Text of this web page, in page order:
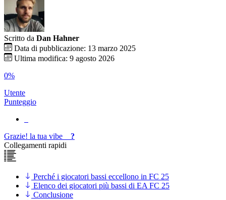
Scritto da Dan Hahner
Data di pubblicazione: 13 marzo 2025
Ultima modifica: 9 agosto 2026
0%
Utente
Punteggio
Grazie! la tua vibe
?
Collegamenti rapidi
Perché i giocatori bassi eccellono in FC 25
Elenco dei giocatori più bassi di EA FC 25
Conclusione